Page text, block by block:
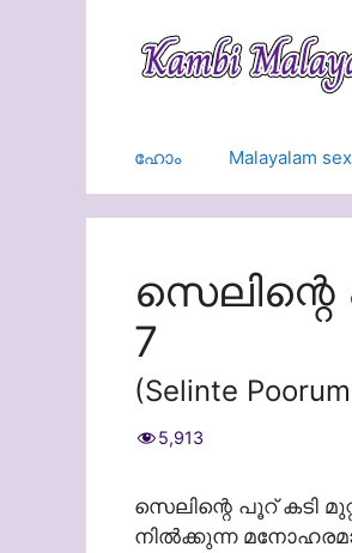
ഹോം Malayalam
7
(Selinte
5,913
സെലിന്റെ പൂറ് കടി
നില്‍ക്കുന്ന